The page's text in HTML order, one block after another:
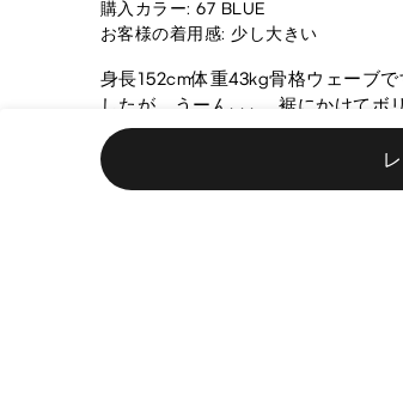
購入カラー: 67 BLUE
お客様の着用感: 少し大きい
身長152cm体重43kg骨格ウェーブ
したが、うーん､､､。裾にかけてボ
るように感じました。私はベルト
ンバを履いて地面スレスレくらい